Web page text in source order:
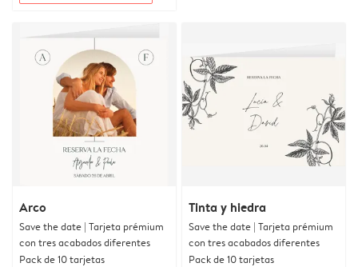
Arco
Save the date | Tarjeta prémium
con tres acabados diferentes
Pack de 10 tarjetas
Tinta y hiedra
Save the date | Tarjeta prémium
con tres acabados diferentes
Pack de 10 tarjetas